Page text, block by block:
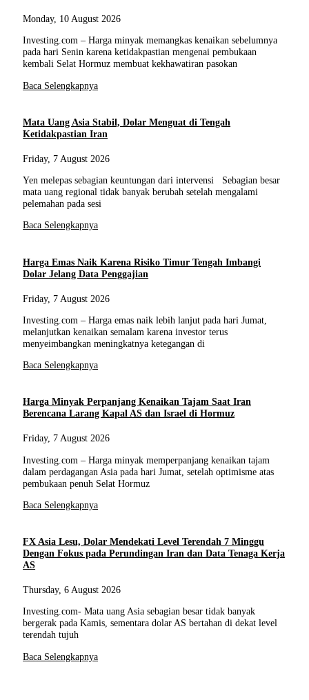
Monday, 10 August 2026
Investing.com – Harga minyak memangkas kenaikan sebelumnya
pada hari Senin karena ketidakpastian mengenai pembukaan
kembali Selat Hormuz membuat kekhawatiran pasokan
Baca Selengkapnya
Mata Uang Asia Stabil, Dolar Menguat di Tengah
Ketidakpastian Iran
Friday, 7 August 2026
Yen melepas sebagian keuntungan dari intervensi Sebagian besar
mata uang regional tidak banyak berubah setelah mengalami
pelemahan pada sesi
Baca Selengkapnya
Harga Emas Naik Karena Risiko Timur Tengah Imbangi
Dolar Jelang Data Penggajian
Friday, 7 August 2026
Investing.com – Harga emas naik lebih lanjut pada hari Jumat,
melanjutkan kenaikan semalam karena investor terus
menyeimbangkan meningkatnya ketegangan di
Baca Selengkapnya
Harga Minyak Perpanjang Kenaikan Tajam Saat Iran
Berencana Larang Kapal AS dan Israel di Hormuz
Friday, 7 August 2026
Investing.com – Harga minyak memperpanjang kenaikan tajam
dalam perdagangan Asia pada hari Jumat, setelah optimisme atas
pembukaan penuh Selat Hormuz
Baca Selengkapnya
FX Asia Lesu, Dolar Mendekati Level Terendah 7 Minggu
Dengan Fokus pada Perundingan Iran dan Data Tenaga Kerja
AS
Thursday, 6 August 2026
Investing.com- Mata uang Asia sebagian besar tidak banyak
bergerak pada Kamis, sementara dolar AS bertahan di dekat level
terendah tujuh
Baca Selengkapnya